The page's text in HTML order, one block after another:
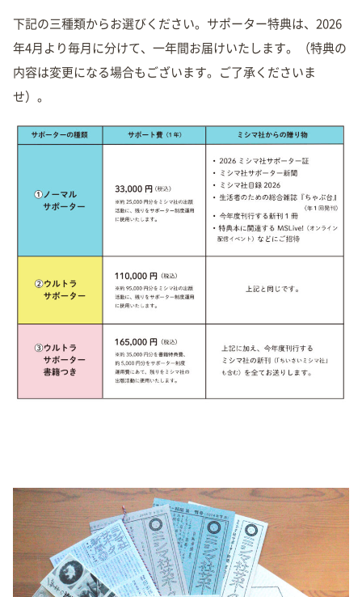
下記の三種類からお選びください。サポーター特典は、2026
年4月より毎月に分けて、一年間お届けいたします。（特典の
内容は変更になる場合もございます。ご了承くださいま
せ）。